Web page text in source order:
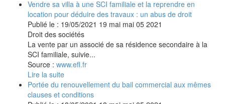
Vendre sa villa à une SCI familiale et la reprendre en
location pour déduire des travaux : un abus de droit
Publié le : 19/05/2021 19 mai mai 05 2021
Droit des sociétés
La vente par un associé de sa résidence secondaire à la
SCI familiale, suivie...
Source : www.efl.fr
Lire la suite
Portée du renouvellement du bail commercial aux mêmes
clauses et conditions